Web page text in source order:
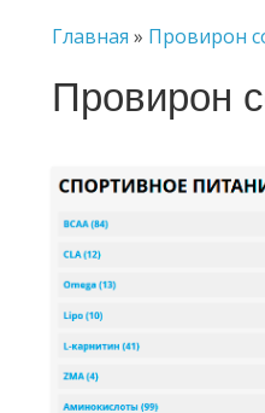
Главная » Провирон
Провирон